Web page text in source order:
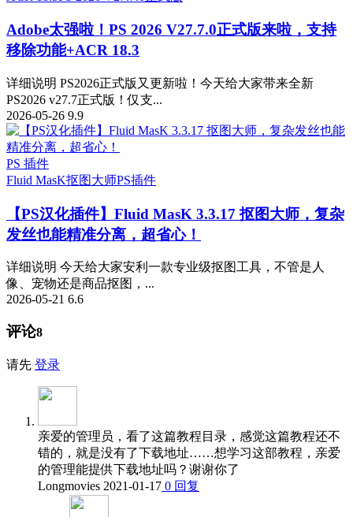
Adobe太强啦！PS 2026 V27.7.0正式版来啦，支持
移除功能+ACR 18.3
详细说明 PS2026正式版又更新啦！今天给大家带来全新
PS2026 v27.7正式版！仅支...
2026-05-26 9.9
PS 插件
Fluid MasK抠图大师PS插件
【PS汉化插件】Fluid MasK 3.3.17 抠图大师，复杂
发丝也能精准分离，超省心！
详细说明 今天给大家安利一款专业级抠图工具，不管是人
像、宠物还是商品抠图，...
2026-05-21 6.6
评论8
请先 登录
亲爱的管理员，看了这篇教程目录，感觉这篇教程还不
错的，就是没有了下载地址……想学习这部教程，亲爱
的管理能提供下载地址吗？谢谢你了
Longmovies 2021-01-17 0 回复